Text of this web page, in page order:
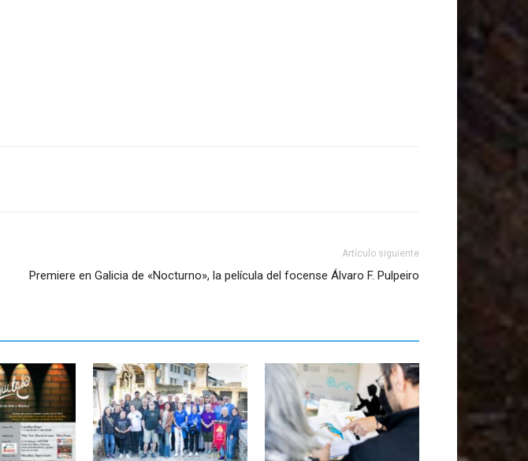
Artículo siguiente
Premiere en Galicia de «Nocturno», la película del focense Álvaro F. Pulpeiro